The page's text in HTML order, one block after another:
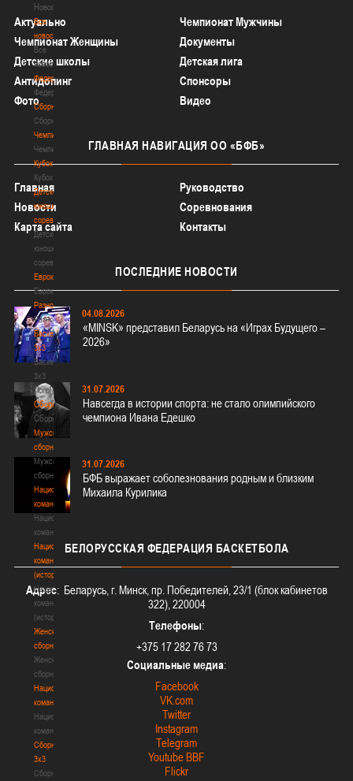
Новости
Все
новости
Все
новости
Федерация
Федерация
Сборные
Сборные
Чемпионат
Чемпионат
Кубок
Кубок
Детско-
юношеские
соревнования
Детско-
юношеские
соревнования
Еврокубки
Еврокубки
Разное
Разное
Баскетбол
3х3
Баскетбол
3х3
Лого[modid=121]
Сборные
Сборные
Мужские
сборные
Мужские
сборные
Национальная
команда
Национальная
команда
Национальная
команда
(история)
Национальная
команда
(история)
Женские
сборные
Женские
сборные
Национальная
команда
Национальная
команда
Сборные
3х3
Сборные
Актуально
Чемпионат Мужчины
Чемпионат Женщины
Документы
Детские школы
Детская лига
Антидопинг
Спонсоры
Фото
Видео
ГЛАВНАЯ НАВИГАЦИЯ ОО «БФБ»
Главная
Руководство
Новости
Соревнования
Карта сайта
Контакты
ПОСЛЕДНИЕ НОВОСТИ
04.08.2026
«MINSK» представил Беларусь на «Играх Будущего –
2026»
31.07.2026
Навсегда в истории спорта: не стало олимпийского
чемпиона Ивана Едешко
31.07.2026
БФБ выражает соболезнования родным и близким
Михаила Курилика
БЕЛОРУССКАЯ ФЕДЕРАЦИЯ БАСКЕТБОЛА
Адрес: Беларусь, г. Минск, пр. Победителей, 23/1 (блок кабинетов
322), 220004
Телефоны:
+375 17 282 76 73
Социальные медиа:
Facebook
VK.com
Twitter
Instagram
Telegram
Youtube BBF
Flickr